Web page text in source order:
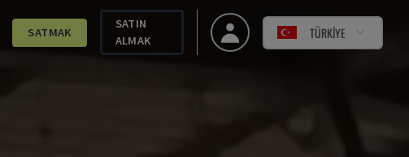
SATMAK
SATIN
ALMAK
TÜRKIYE